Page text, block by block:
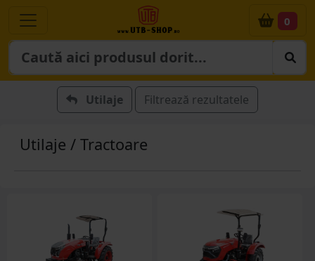
0
Utilaje Filtrează rezultatele
Utilaje / Tractoare